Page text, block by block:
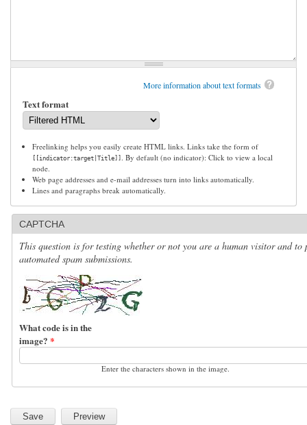
More information about text formats
Text format
Freelinking helps you easily create HTML links. Links take the form of
[[indicator:target|Title]] . By default (no indicator): Click to view a local
node.
Web page addresses and e-mail addresses turn into links automatically.
Lines and paragraphs break automatically.
CAPTCHA
This question is for testing whether or not you are a human visitor and to
automated spam submissions.
What code is in the
image? *
Enter the characters shown in the image.